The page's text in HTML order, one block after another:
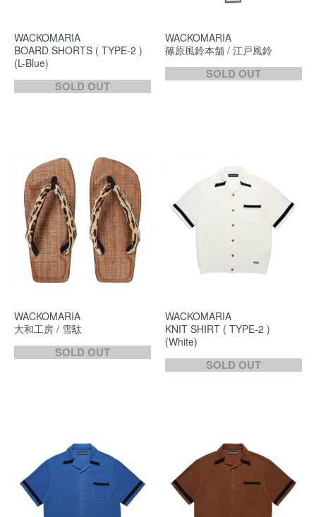
WACKOMARIA
BOARD SHORTS ( TYPE-2 )
(L-Blue)
SOLD OUT
WACKOMARIA
篠原風鈴本舗 / 江戸風鈴
SOLD OUT
WACKOMARIA
大和工房 / 雪駄
SOLD OUT
WACKOMARIA
KNIT SHIRT ( TYPE-2 )
(White)
SOLD OUT